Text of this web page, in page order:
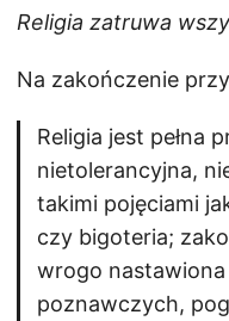
Religia zatruwa
Na zakończenie
Religia jest pełna
nietolerancyjna,
takimi pojęciami
czy bigoteria;
wrogo
poznawczych,